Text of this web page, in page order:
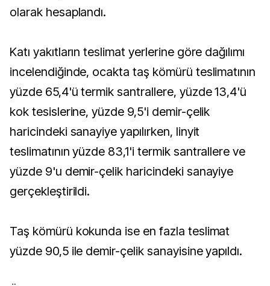
olarak hesaplandı.
Katı yakıtların teslimat yerlerine göre dağılımı
incelendiğinde, ocakta taş kömürü teslimatının
yüzde 65,4'ü termik santrallere, yüzde 13,4'ü
kok tesislerine, yüzde 9,5'i demir-çelik
haricindeki sanayiye yapılırken, linyit
teslimatının yüzde 83,1'i termik santrallere ve
yüzde 9'u demir-çelik haricindeki sanayiye
gerçekleştirildi.
Taş kömürü kokunda ise en fazla teslimat
yüzde 90,5 ile demir-çelik sanayisine yapıldı.